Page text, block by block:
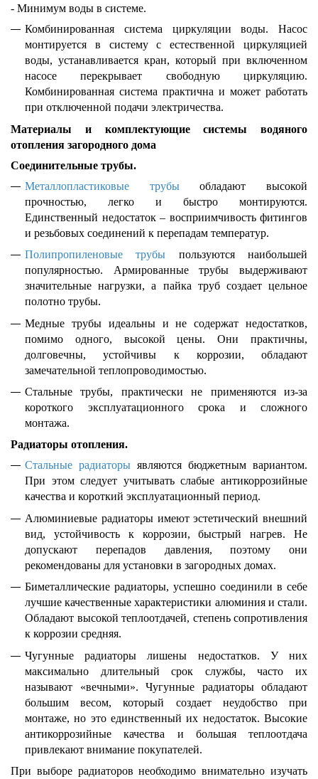
- Минимум воды в системе.
Комбинированная система циркуляции воды. Насос
монтируется в систему с естественной циркуляцией
воды, устанавливается кран, который при включенном
насосе перекрывает свободную циркуляцию.
Комбинированная система практична и может работать
при отключенной подачи электричества.
Материалы и комплектующие системы водяного
отопления загородного дома
Соединительные трубы.
Металлопластиковые трубыобладают высокой
прочностью, легко и быстро монтируются.
Единственный недостаток – восприимчивость фитингов
и резьбовых соединений к перепадам температур.
Полипропиленовые трубы пользуются наибольшей
популярностью. Армированные трубы выдерживают
значительные нагрузки, а пайка труб создает цельное
полотно трубы.
Медные трубы идеальны и не содержат недостатков,
помимо одного, высокой цены. Они практичны,
долговечны, устойчивы к коррозии, обладают
замечательной теплопроводимостью.
Стальные трубы, практически не применяются из-за
короткого эксплуатационного срока и сложного
монтажа.
Радиаторы отопления.
Стальные радиаторы являются бюджетным вариантом.
При этом следует учитывать слабые антикоррозийные
качества и короткий эксплуатационный период.
Алюминиевые радиаторы имеют эстетический внешний
вид, устойчивость к коррозии, быстрый нагрев. Не
допускают перепадов давления, поэтому они
рекомендованы для установки в загородных домах.
Биметаллические радиаторы, успешно соединили в себе
лучшие качественные характеристики алюминия и стали.
Обладают высокой теплоотдачей, степень сопротивления
к коррозии средняя.
Чугунные радиаторы лишены недостатков. У них
максимально длительный срок службы, часто их
называют «вечными». Чугунные радиаторы обладают
большим весом, который создает неудобство при
монтаже, но это единственный их недостаток. Высокие
антикоррозийные качества и большая теплоотдача
привлекают внимание покупателей.
При выборе радиаторов необходимо внимательно изучать